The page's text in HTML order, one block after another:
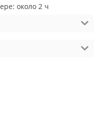
около 2 ч